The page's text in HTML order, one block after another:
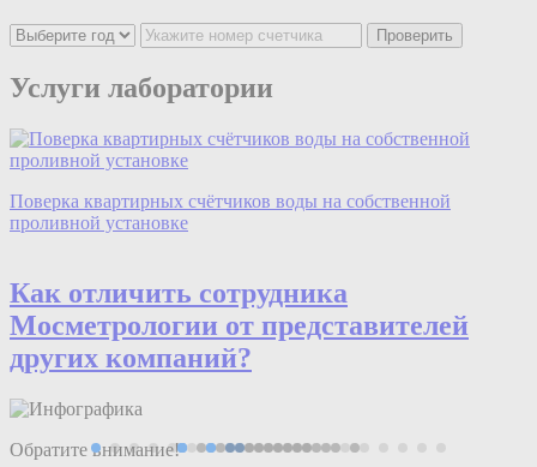
Проверить
Услуги лаборатории
Поверка квартирных счётчиков воды на собственной
проливной установке
Как отличить сотрудника
Мосмeтрологии от представителей
других компаний?
Обратите внимание!